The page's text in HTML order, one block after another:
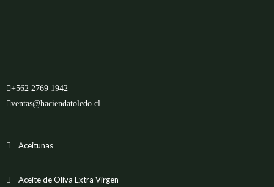
+562 2769 1942
ventas@haciendatoledo.cl
Aceitunas
Aceite de Oliva Extra Virgen